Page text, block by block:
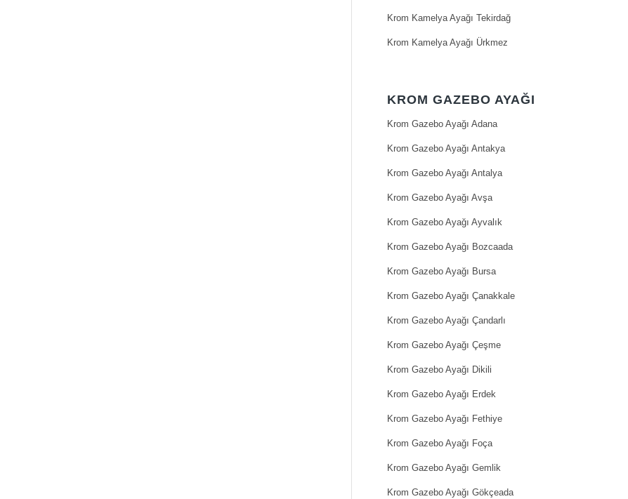
Krom Kamelya Ayağı Tekirdağ
Krom Kamelya Ayağı Ürkmez
KROM GAZEBO AYAĞI
Krom Gazebo Ayağı Adana
Krom Gazebo Ayağı Antakya
Krom Gazebo Ayağı Antalya
Krom Gazebo Ayağı Avşa
Krom Gazebo Ayağı Ayvalık
Krom Gazebo Ayağı Bozcaada
Krom Gazebo Ayağı Bursa
Krom Gazebo Ayağı Çanakkale
Krom Gazebo Ayağı Çandarlı
Krom Gazebo Ayağı Çeşme
Krom Gazebo Ayağı Dikili
Krom Gazebo Ayağı Erdek
Krom Gazebo Ayağı Fethiye
Krom Gazebo Ayağı Foça
Krom Gazebo Ayağı Gemlik
Krom Gazebo Ayağı Gökçeada